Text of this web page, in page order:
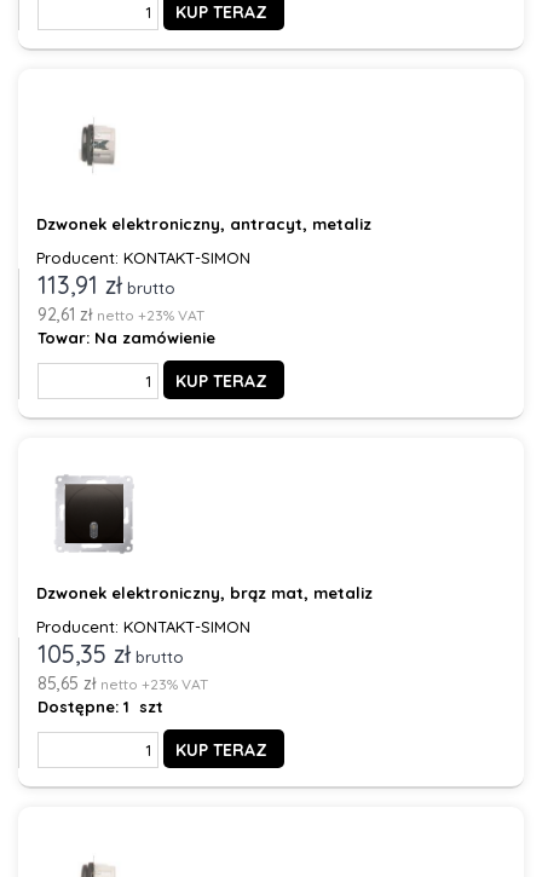
KUP TERAZ
Dzwonek elektroniczny, antracyt, metaliz
Producent: KONTAKT-SIMON
113,91 zł brutto
92,61 zł netto +23% VAT
Towar: Na zamówienie
KUP TERAZ
Dzwonek elektroniczny, brąz mat, metaliz
Producent: KONTAKT-SIMON
105,35 zł brutto
85,65 zł netto +23% VAT
Dostępne: 1 szt
KUP TERAZ